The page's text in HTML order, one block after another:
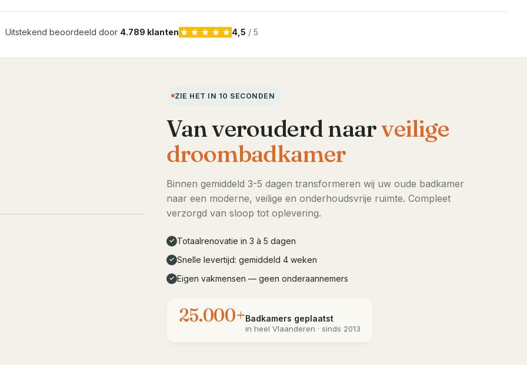
Uitstekend beoordeeld door 4.789 klanten 4,5 / 5
ZIE HET IN 10 SECONDEN
Van verouderd naarveilige
droombadkamer
Binnen gemiddeld 3-5 dagen transformeren wij uw oude badkamer
naar een moderne, veilige en onderhoudsvrije ruimte. Compleet
verzorgd van sloop tot oplevering.
✓ Totaalrenovatie in 3 à 5 dagen
✓ Snelle levertijd: gemiddeld 4 weken
✓ Eigen vakmensen — geen onderaannemers
25.000+Badkamers geplaatst
in heelVlaanderen · sinds 2013